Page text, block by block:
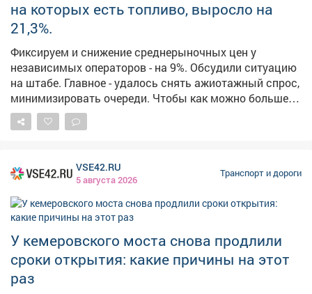
– сказали в Росавиации. Ограничения вводили также
в Геленджике. Несколько часов назад их сняли. В
Новокузнецке произошла небольшая задержка
авиарейса в Казань. Накануне там тоже вводили
ограничения.
на которых есть топливо, выросло на
21,3%.
Фиксируем и снижение среднерыночных цен у
независимых операторов - на 9%. Обсудили ситуацию
на штабе. Главное - удалось снять ажиотажный спрос,
минимизировать очереди. Чтобы как можно больше
заправок вернулись к стабильным продажам
налаживаем координацию между независимыми
жалобы на отсутствие топлива. Главам поручил
отслеживать каждый сигнал и сообщать о нем для
адресной отработки. В ближайшие дни ждем
увеличение числа бензовозов - это также поможет
повысить долю работающих АЗС. Запас топлива на
уборочную кампанию сформирован. Утвержден
четкий график поставок его полного объема.
VSE42.RU
5 августа 2026
Транспорт и дороги
У кемеровского моста снова продлили
сроки открытия: какие причины на этот
раз